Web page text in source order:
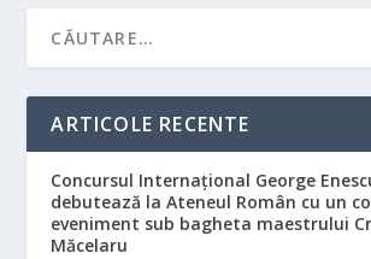
ARTICOLE RECENTE
Concursul Internațional George
debutează la Ateneul Român cu un
eveniment sub bagheta maestrului
Măcelaru